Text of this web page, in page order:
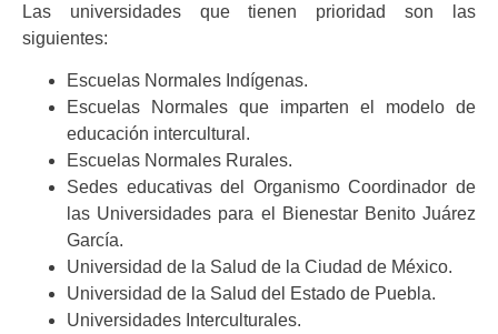
Las universidades que tienen prioridad son las
siguientes:
Escuelas Normales Indígenas.
Escuelas Normales que imparten el modelo de
educación intercultural.
Escuelas Normales Rurales.
Sedes educativas del Organismo Coordinador de
las Universidades para el Bienestar Benito Juárez
García.
Universidad de la Salud de la Ciudad de México.
Universidad de la Salud del Estado de Puebla.
Universidades Interculturales.